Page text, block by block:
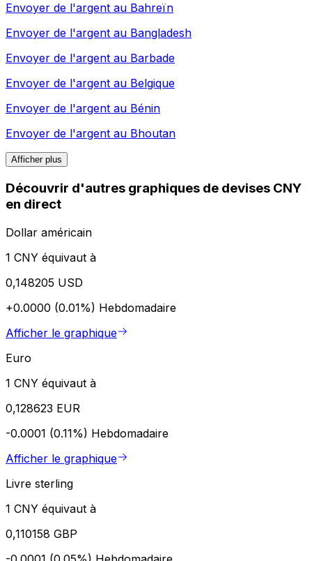
Envoyer de l'argent au Bahreïn
Envoyer de l'argent au Bangladesh
Envoyer de l'argent au Barbade
Envoyer de l'argent au Belgique
Envoyer de l'argent au Bénin
Envoyer de l'argent au Bhoutan
Afficher plus
Découvrir d'autres graphiques de devises CNY
en direct
Dollar américain
1 CNY équivaut à
0,148205 USD
+0.0000 (0.01%) Hebdomadaire
Afficher le graphique
Euro
1 CNY équivaut à
0,128623 EUR
-0.0001 (0.11%) Hebdomadaire
Afficher le graphique
Livre sterling
1 CNY équivaut à
0,110158 GBP